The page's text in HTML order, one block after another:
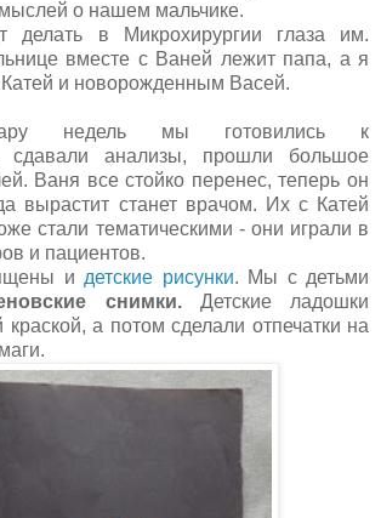
о нашем мальчике.
делать в Микрохирургии глаза им.
вместе с Ваней лежит папа, а я
и новорожденным Васей.
недель мы готовились к
сдавали анализы, прошли большое
Ваня все стойко перенес, теперь он
вырастит станет врачом. Их с Катей
стали тематическими - они играли в
и пациентов.
и детские рисунки. Мы с детьми
снимки.Детские ладошки
краской, а потом сделали отпечатки на